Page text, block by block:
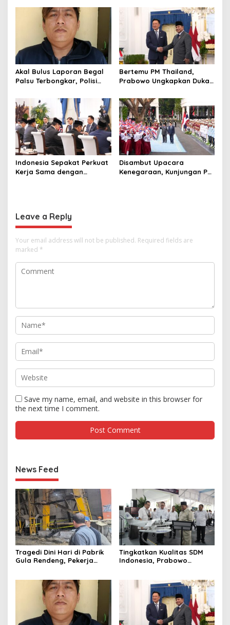
i
Pengangkat Tebu
hingga Undang Universitas
Terbaik Dunia
Akal Bulus Laporan Begal
Palsu Terbongkar, Polisi
Perusahaan untuk Crypto
Bertemu PM Thailand,
Prabowo Ungkapkan Duka
Selamat Ulang Tahun ke
Raja Thailand
Indonesia Sepakat Perkuat
Kerja Sama dengan
Disambut Upacara
Kenegaraan, Kunjungan PM
Leave a Reply
Your email address will not be published. Required fields are
marked *
Save my name, email, and website in this browser for
the next time I comment.
News Feed
Tragedi Dini Hari di Pabrik
Gula Rendeng, Pekerja
Tingkatkan Kualitas SDM
Indonesia, Prabowo
Terbaik Dunia